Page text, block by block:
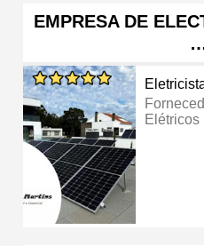
EMPRESA DE
Elétricos